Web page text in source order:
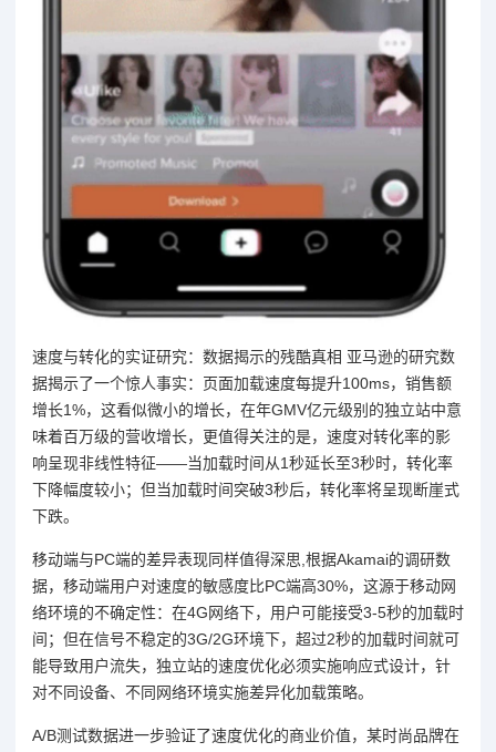
速度与转化的实证研究：数据揭示的残酷真相 亚马逊的研究数
据揭示了一个惊人事实：页面加载速度每提升100ms，销售额
增长1%，这看似微小的增长，在年GMV亿元级别的独立站中意
味着百万级的营收增长，更值得关注的是，速度对转化率的影
响呈现非线性特征——当加载时间从1秒延长至3秒时，转化率
下降幅度较小；但当加载时间突破3秒后，转化率将呈现断崖式
下跌。
移动端与PC端的差异表现同样值得深思,根据Akamai的调研数
据，移动端用户对速度的敏感度比PC端高30%，这源于移动网
络环境的不确定性：在4G网络下，用户可能接受3-5秒的加载时
间；但在信号不稳定的3G/2G环境下，超过2秒的加载时间就可
能导致用户流失，独立站的速度优化必须实施响应式设计，针
对不同设备、不同网络环境实施差异化加载策略。
A/B测试数据进一步验证了速度优化的商业价值，某时尚品牌在